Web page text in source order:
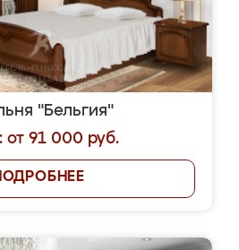
"Бельгия"
от 91 000 руб.